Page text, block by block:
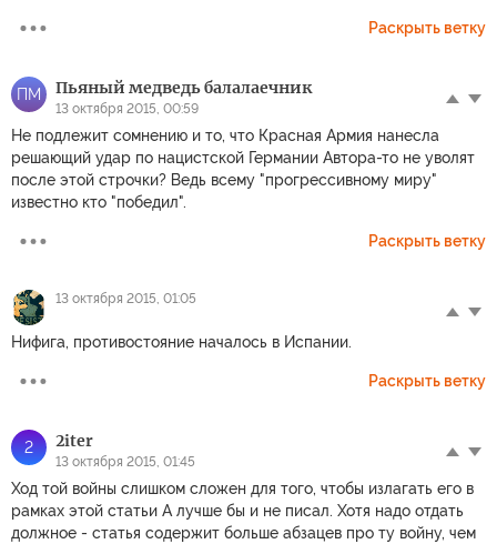
Раскрыть ветку
ПМ Пьяный медведь балалаечник
13 октября 2015, 00:59
Не подлежит сомнению и то, что Красная Армия нанесла
решающий удар по нацистской Германии Автора-то не уволят
после этой строчки? Ведь всему "прогрессивному миру"
известно кто "победил".
Раскрыть ветку
13 октября 2015, 01:05
Нифига, противостояние началось в Испании.
Раскрыть ветку
2 2iter
13 октября 2015, 01:45
Ход той войны слишком сложен для того, чтобы излагать его в
рамках этой статьи А лучше бы и не писал. Хотя надо отдать
должное - статья содержит больше абзацев про ту войну, чем